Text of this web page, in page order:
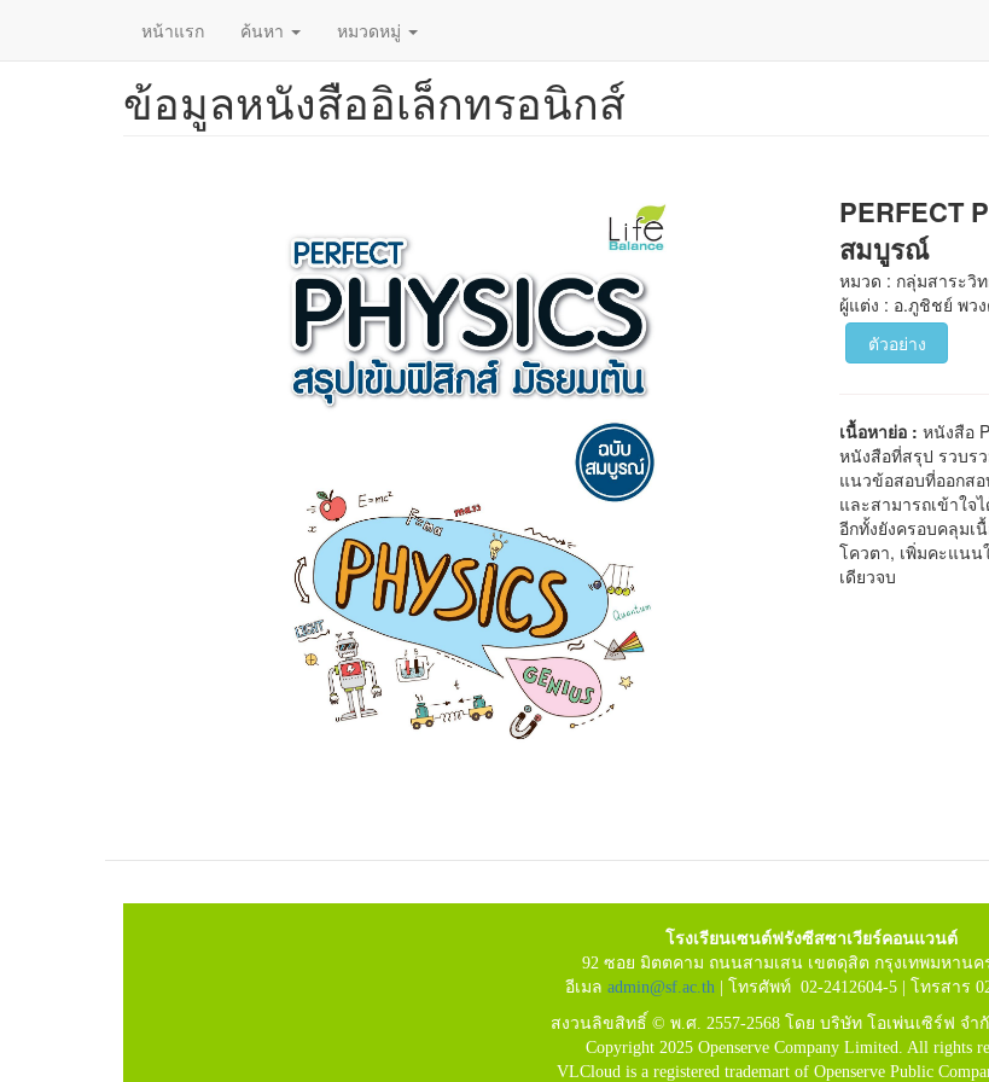
หน้าแรก ค้นหา หมวดหมู่
ข้อมูลหนังสืออิเล็กทรอนิกส์
PERFECT
สมบูรณ์
หมวด : กลุ่มสาระวิ
ผู้แต่ง : อ.ภูชิชย์ พว
ตัวอย่าง
เนื้อหาย่อ :หนังสือ
หนังสือที่สรุป รวบร
แนวข้อสอบที่ออกสอ
และสามารถเข้าใจ
อีกทั้งยังครอบคลุมเ
โควตา, เพิ่มคะแนน
เดียวจบ
โรงเรียนเซนต์ฟรังซีสซาเวียร์คอนแวนต์
92 ซอย มิตตคาม ถนนสามเสน เขตดุสิต กรุงเทพมหานค
อีเมล admin@sf.ac.th | โทรศัพท์ 02-2412604-5 | โทรสาร
สงวนลิขสิทธิ์ © พ.ศ. 2557-2568 โดย บริษัท โอเพ่นเซิร์ฟ จำ
Copyright 2025 Openserve Company Limited. All rights
VLCloud is a registered trademart of Openserve Public